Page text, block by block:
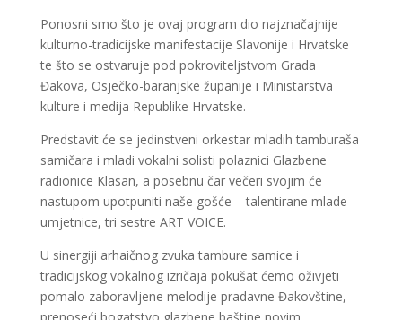
Ponosni smo što je ovaj program dio najznačajnije
kulturno-tradicijske manifestacije Slavonije i Hrvatske
te što se ostvaruje pod pokroviteljstvom Grada
Đakova, Osječko-baranjske županije i Ministarstva
kulture i medija Republike Hrvatske.
Predstavit će se jedinstveni orkestar mladih tamburaša
samičara i mladi vokalni solisti polaznici Glazbene
radionice Klasan, a posebnu čar večeri svojim će
nastupom upotpuniti naše gošće – talentirane mlade
umjetnice, tri sestre ART VOICE.
U sinergiji arhaičnog zvuka tambure samice i
tradicijskog vokalnog izričaja pokušat ćemo oživjeti
pomalo zaboravljene melodije pradavne Đakovštine,